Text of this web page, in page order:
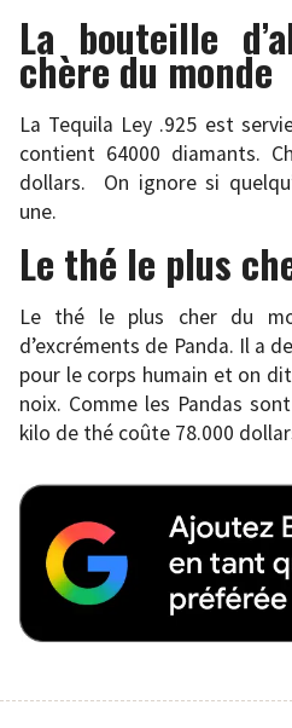
La bouteille
chère du monde
La Tequila Ley .925 est
contient 64000 diamants.
dollars. On ignore si
une.
Le thé le plus
Le thé le plus cher du
d’excréments de Panda. Il a
pour le corps humain et on
noix. Comme les Pandas
kilo de thé coûte 78.000